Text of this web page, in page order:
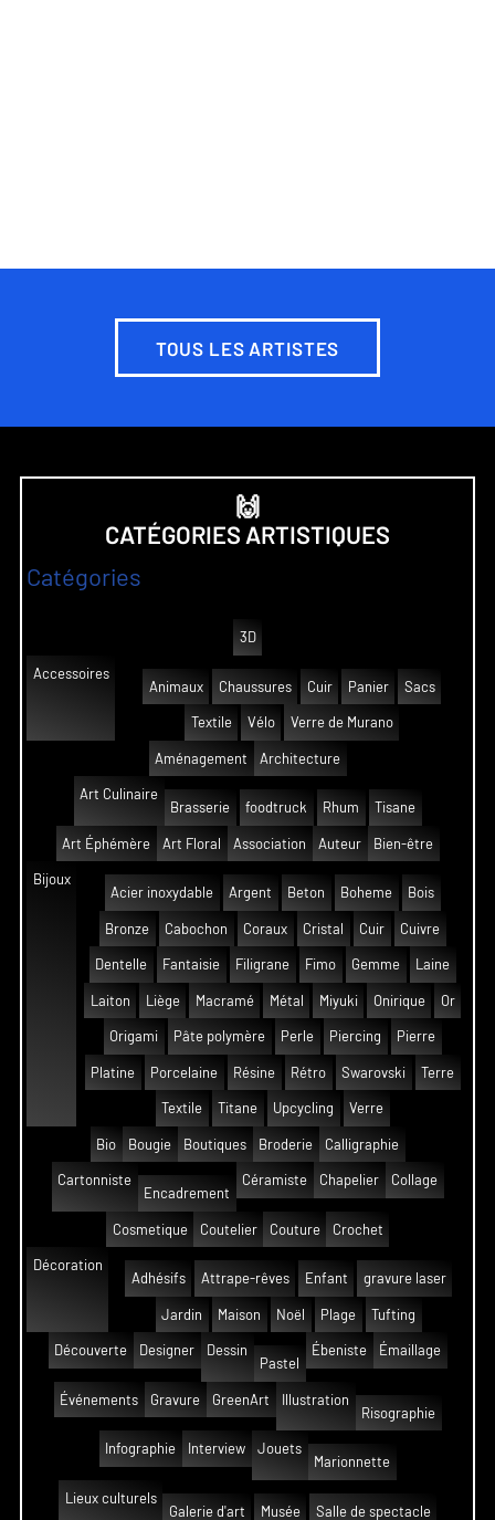
TOUS LES ARTISTES
🙌
CATÉGORIES ARTISTIQUES
Catégories
3D
Accessoires
Animaux
Chaussures Cuir Panier Sacs
Textile Vélo Verre de Murano
Aménagement Architecture
Art Culinaire
Brasserie
foodtruck Rhum Tisane
Art Éphémère Art Floral Association Auteur Bien-être
Bijoux
Acier inoxydable
Argent Beton Boheme Bois
Bronze Cabochon Coraux Cristal Cuir Cuivre
Dentelle Fantaisie Filigrane Fimo Gemme Laine
Laiton Liège Macramé Métal Miyuki Onirique Or
Origami Pâte polymère Perle Piercing Pierre
Platine Porcelaine Résine Rétro Swarovski Terre
Textile Titane Upcycling Verre
Bio Bougie Boutiques Broderie Calligraphie
Cartonniste
Encadrement
Céramiste Chapelier Collage
Cosmetique Coutelier Couture Crochet
Décoration
Adhésifs
Attrape-rêves Enfant gravure laser
Jardin Maison Noël Plage Tufting
Découverte Designer
Dessin
Pastel
Ébeniste Émaillage
Événements Gravure GreenArt
Illustration
Risographie
Infographie Interview
Jouets
Marionnette
Lieux culturels
Galerie d'art
Musée Salle de spectacle